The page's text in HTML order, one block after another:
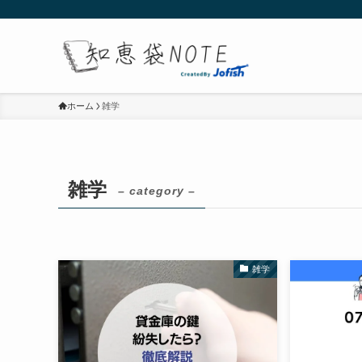
ホーム 雑学
雑学 – category –
雑学